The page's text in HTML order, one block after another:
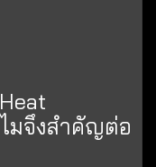
มจึงสำคัญต่อ